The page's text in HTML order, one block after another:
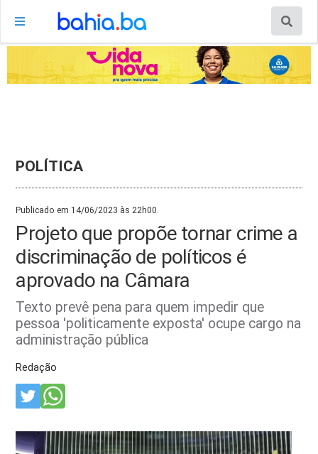
POLÍTICA
Publicado em 14/06/2023 às 22h00.
Projeto que propõe tornar crime a
discriminação de políticos é
aprovado na Câmara
Texto prevê pena para quem impedir que
pessoa 'politicamente exposta' ocupe cargo na
administração pública
Redação